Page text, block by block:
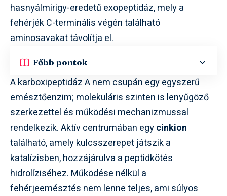
hasnyálmirigy-eredetű exopeptidáz, mely a
fehérjék C-terminális végén található
aminosavakat távolítja el.
Főbb pontok
A karboxipeptidáz A nem csupán egy egyszerű
emésztőenzim; molekuláris szinten is lenyűgöző
szerkezettel és működési mechanizmussal
rendelkezik. Aktív centrumában egycinkion
található, amely kulcsszerepet játszik a
katalízisben, hozzájárulva a peptidkötés
hidrolíziséhez. Működése nélkül a
fehérjeemésztés nem lenne teljes, ami súlyos